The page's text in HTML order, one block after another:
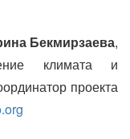
Бекмирзаева,
климата и
проекта